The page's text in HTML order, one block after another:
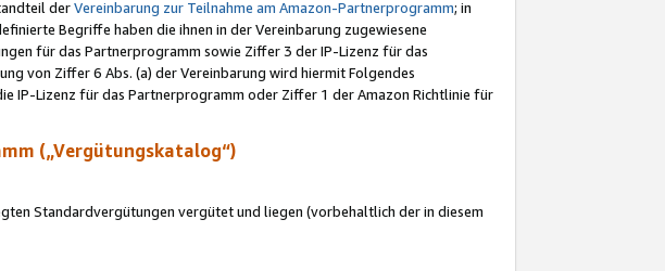
derVereinbarung zur Teilnahme am Amazon-Partnerprogramm; in
Begriffe haben die ihnen in der Vereinbarung zugewiesene
für das Partnerprogramm sowie Ziffer 3 der IP-Lizenz für das
von Ziffer 6 Abs. (a) der Vereinbarung wird hiermit Folgendes
IP-Lizenz für das Partnerprogramm oder Ziffer 1 der Amazon Richtlinie für
(„Vergütungskatalog“)
Standardvergütungen vergütet und liegen (vorbehaltlich der in diesem